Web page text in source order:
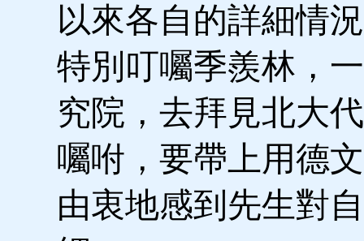
以來各自的詳細情
特別叮囑季羨林，
究院，去拜見北大
囑咐，要帶上用德
由衷地感到先生對